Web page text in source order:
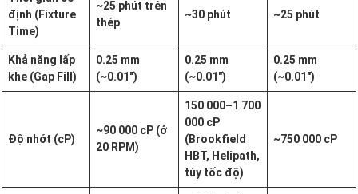
định (Fixture
Time)
~25 phút trên
thép
~30 phút ~25 phút
Khả năng lấp
khe (Gap Fill)
0.25 mm
(~0.01″)
0.25 mm
(~0.01″)
0.25 mm
(~0.01″)
Độ nhớt (cP)
~90 000 cP (ở
20 RPM)
150 000–1 700
000 cP
(Brookfield
HBT, Helipath,
tùy tốc độ)
~750 000 cP